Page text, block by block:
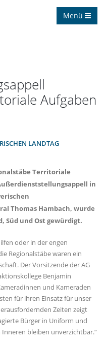
Menü
Aufgaben
LANDTAG
Territoriale
in
Thomas Hambach, wurde
Süd und Ost gewürdigt.
oder in der engen
Regionalstäbe waren ein
Der Vorsitzende der AG
Benjamin
und Kameraden
für ihren Einsatz für unser
Zeiten zeigt
Bürger in Uniform und
bleiben unverzichtbar.“